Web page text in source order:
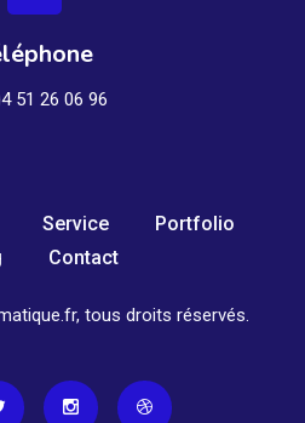
51 26 06 96
Service
Portfolio
Contact
tous droits réservés.